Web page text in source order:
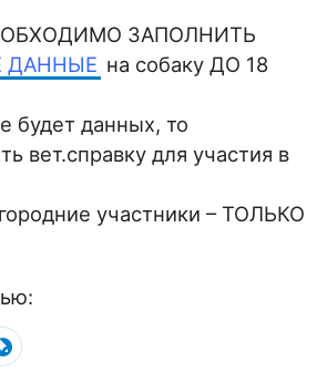
ЗАПОЛНИТЬ
ДАННЫЕ на собаку ДО 18
будет данных, то
вет.справку для участия в
участники – ТОЛЬКО